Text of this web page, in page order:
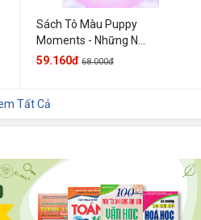
Sách Tô Màu Puppy
Moments - Những N...
59.160đ 68.000đ
Tất Cả